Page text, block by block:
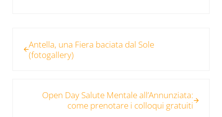
Antella, una Fiera baciata dal Sole
(fotogallery)
Open Day Salute Mentale all’Annunziata:
come prenotare i colloqui gratuiti